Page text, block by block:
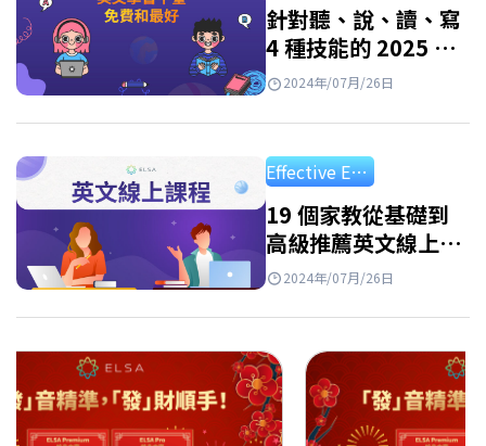
針對聽、說、讀、寫
4 種技能的 2025 年
前10名的最佳免費線
2024年/07月/26日
Effective English Study
19 個家教從基礎到
高級推薦英文線上課
程匯總：比較2024年
課程的成本、評價、
優缺點
2024年/07月/26日